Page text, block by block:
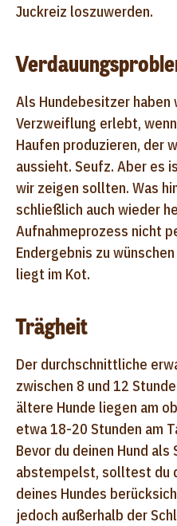
Juckreiz loszuwerden.
Als Hundebesitzer haben
Verzweiflung erlebt,
Haufen produzieren, der
aussieht. Seufz. Aber es
wir zeigen sollten. Was
schließlich auch wieder
Aufnahmeprozess nicht
Endergebnis zu
liegt im Kot.
Trägheit
Der durchschnittliche
zwischen 8 und 12
ältere Hunde liegen am
etwa 18-20 Stunden am
Bevor du deinen Hund als
abstempelst, solltest du
deines Hundes
jedoch außerhalb der